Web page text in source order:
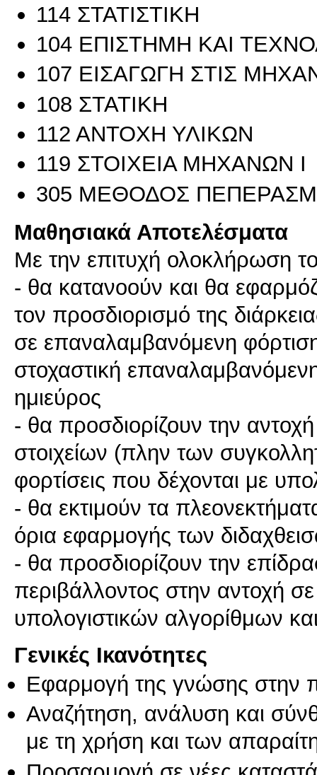
114 ΣΤΑΤΙΣΤΙΚΗ
104 ΕΠΙΣΤΗΜΗ ΚΑΙ
107 ΕΙΣΑΓΩΓΗ ΣΤΙΣ
108 ΣΤΑΤΙΚΗ
112 ΑΝΤΟΧΗ ΥΛΙΚΩΝ
119 ΣΤΟΙΧΕΙΑ ΜΗΧΑΝΩΝ Ι
305 ΜΕΘΟΔΟΣ
Μαθησιακά Αποτελέσματα
Με την επιτυχή ολοκλήρωση
- θα κατανοούν και θα
τον προσδιορισμό της
σε επαναλαμβανόμενη
στοχαστική
ημιεύρος
- θα προσδιορίζουν την
στοιχείων (πλην των
φορτίσεις που δέχονται με
- θα εκτιμούν τα
όρια εφαρμογής των
- θα προσδιορίζουν την
περιβάλλοντος στην αντοχή
υπολογιστικών αλγορίθμων
Γενικές Ικανότητες
Εφαρμογή της γνώσης στην
Αναζήτηση, ανάλυση και
με τη χρήση και των